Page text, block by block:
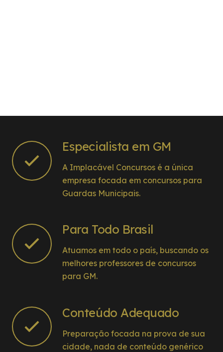
Especialista em GM
A Implacável Concursos é a única
empresa focada em concursos para
Guardas Municipais.
Para Todo Brasil
Atuamos em todo o país, buscando os
melhores professores de concursos
para GM.
Conteúdo Adequado
Preparação focada na prova de sua
cidade, nada de conteúdo genérico